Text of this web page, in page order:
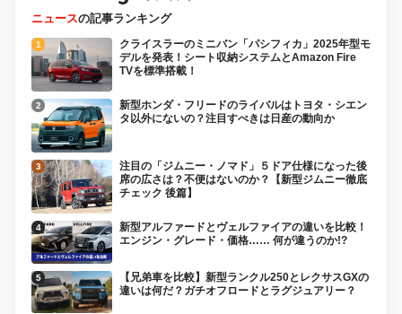
ニュースの記事ランキング
クライスラーのミニバン「パシフィカ」2025年型モ
デルを発表！シート収納システムとAmazon Fire
TVを標準搭載！
新型ホンダ・フリードのライバルはトヨタ・シエン
タ以外にないの？注目すべきは日産の動向か
注目の「ジムニー・ノマド」５ドア仕様になった後
席の広さは？不便はないのか？【新型ジムニー徹底
チェック 後篇】
新型アルファードとヴェルファイアの違いを比較！
エンジン・グレード・価格…… 何が違うのか!?
【兄弟車を比較】新型ランクル250とレクサスGXの
違いは何だ？ガチオフロードとラグジュアリー？